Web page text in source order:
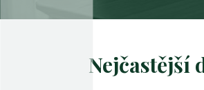
Nejčastější